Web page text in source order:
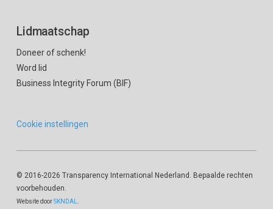
Lidmaatschap
Doneer of schenk!
Word lid
Business Integrity Forum (BIF)
Cookie instellingen
© 2016-2026 Transparency International Nederland. Bepaalde rechten
voorbehouden.
Website doorSKNDAL.